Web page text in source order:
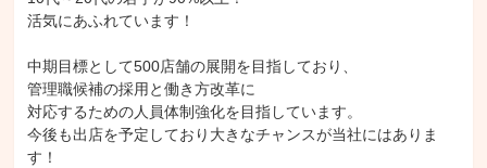
活気にあふれています！
中期目標として500店舗の展開を目指しており、
管理職候補の採用と働き方改革に
対応するための人員体制強化を目指しています。
今後も出店を予定しており大きなチャンスが当社にはありま
す！